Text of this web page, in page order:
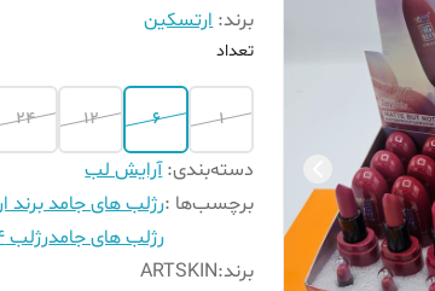
برند: ارتسکین
تعداد
1
6
12
24
دسته‌بندی:آرایش لب
برچسب‌ها :رژلب های جامد برند
رژلب های جامدرژلب 24 ساعته
برند:
ARTSKIN